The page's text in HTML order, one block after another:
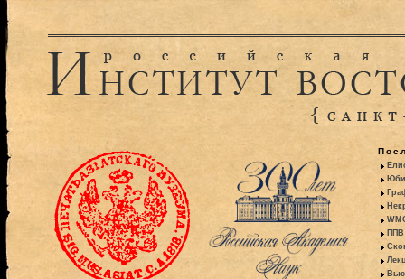
ППВ